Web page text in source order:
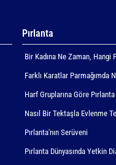
Pırlanta
Bir Kadına Ne Zaman, Hangi
Farklı Karatlar Parmağımda
Harf Gruplarına Göre
Nasıl Bir Tektaşla Evlenme
Pırlanta'nın Serüveni
Pırlanta Dünyasında Yetkin